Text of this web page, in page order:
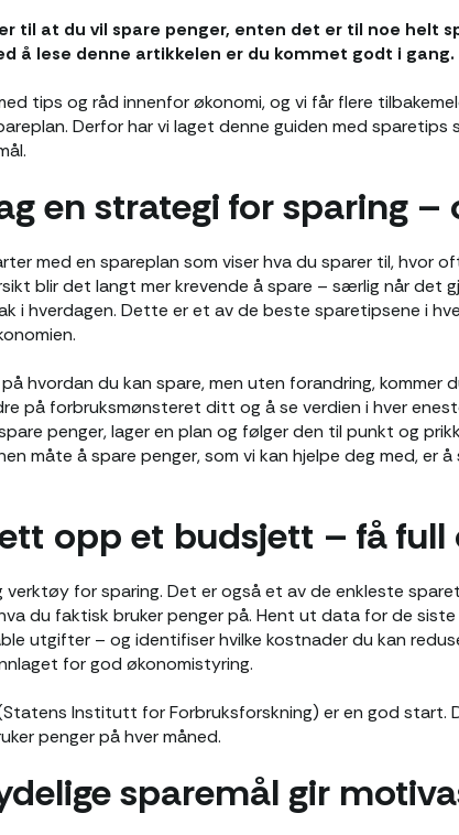
til at du vil spare penger, enten det er til noe helt
å lese denne artikkelen er du kommet godt i gang.
tips og råd innenfor økonomi, og vi får flere
Derfor har vi laget denne guiden med sparetips
en strategi for sparing –
med en spareplan som viser hva du sparer til, hvor
blir det langt mer krevende å spare – særlig når det
i hverdagen. Dette er et av de beste sparetipsene i
hvordan du kan spare, men uten forandring, kommer
på forbruksmønsteret ditt og å se verdien i hver
penger, lager en plan og følger den til punkt og
måte å spare penger, som vi kan hjelpe deg med, er å
opp et budsjett – få full
for sparing. Det er også et av de enkleste
du faktisk bruker penger på. Hent ut data for de
utgifter – og identifiser hvilke kostnader du kan
for god økonomistyring.
Institutt for Forbruksforskning) er en god start.
penger på hver måned.
sparemål gir